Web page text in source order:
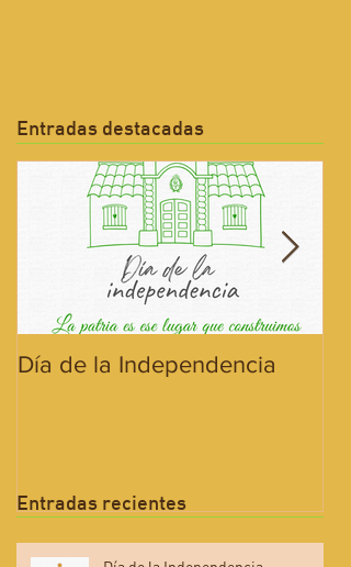
Entradas destacadas
Entradas recientes
Día de la Independencia